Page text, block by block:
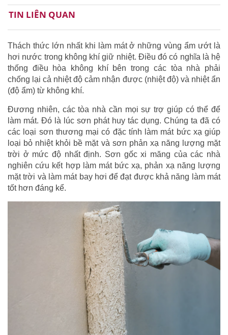
TIN LIÊN QUAN
Thách thức lớn nhất khi làm mát ở những vùng ẩm ướt là
hơi nước trong không khí giữ nhiệt. Điều đó có nghĩa là hệ
thống điều hòa không khí bên trong các tòa nhà phải
chống lại cả nhiệt độ cảm nhận được (nhiệt độ) và nhiệt ẩn
(độ ẩm) từ không khí.
Đương nhiên, các tòa nhà cần mọi sự trợ giúp có thể để
làm mát. Đó là lúc sơn phát huy tác dụng. Chúng ta đã có
các loại sơn thương mại có đặc tính làm mát bức xạ giúp
loại bỏ nhiệt khỏi bề mặt và sơn phản xạ năng lượng mặt
trời ở mức độ nhất định. Sơn gốc xi măng của các nhà
nghiên cứu kết hợp làm mát bức xạ, phản xạ năng lượng
mặt trời và làm mát bay hơi để đạt được khả năng làm mát
tốt hơn đáng kể.